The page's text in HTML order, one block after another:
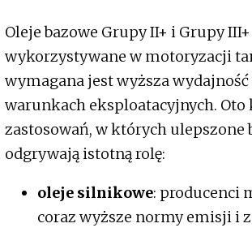
Oleje bazowe Grupy II+ i Grupy III+
wykorzystywane w motoryzacji
wymagana jest wyższa wydajność
warunkach eksploatacyjnych. Oto
zastosowań, w których ulepszone
odgrywają istotną rolę:
oleje silnikowe: producenci
coraz wyższe normy emisji i